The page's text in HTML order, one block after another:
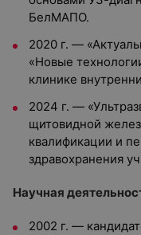
БелМАПО.
2020 г. —
«Новые
клинике
2024 г. —
щитовидной
квалификации и
здравохранения
Научная
2002 г. —